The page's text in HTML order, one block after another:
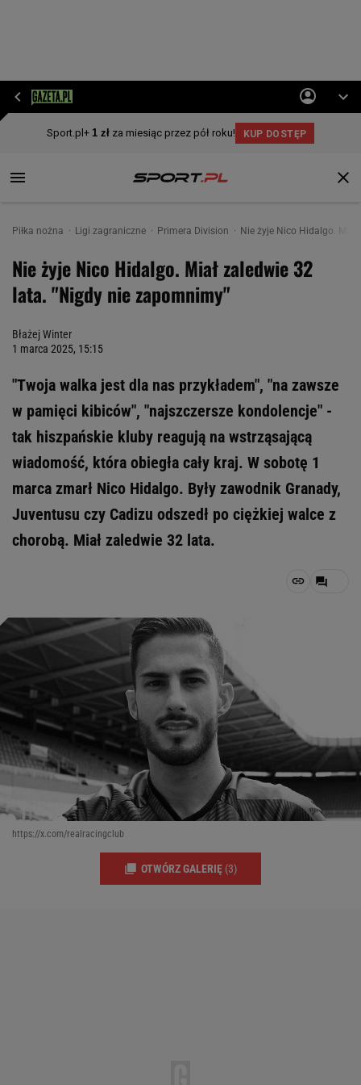
Piłka nożna Ligi zagraniczne Primera Division Nie żyje Nico Hidalgo.
Nie żyje Nico Hidalgo. Miał zaledwie 32
lata. "Nigdy nie zapomnimy"
Błażej Winter
1 marca 2025, 15:15
"Twoja walka jest dla nas przykładem", "na zawsze
w pamięci kibiców", "najszczersze kondolencje" -
tak hiszpańskie kluby reagują na wstrząsającą
wiadomość, która obiegła cały kraj. W sobotę 1
marca zmarł Nico Hidalgo. Były zawodnik Granady,
Juventusu czy Cadizu odszedł po ciężkiej walce z
chorobą. Miał zaledwie 32 lata.
https://x.com/realracingclub
OTWÓRZ GALERIĘ (3)